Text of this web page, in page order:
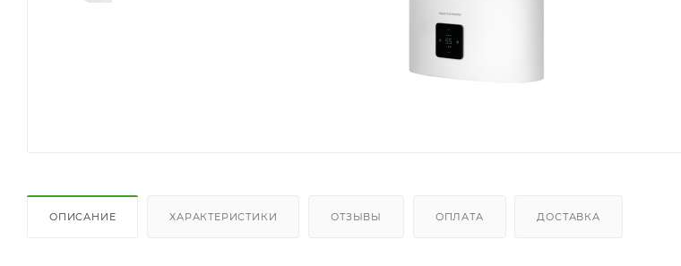
ОПИСАНИЕ ХАРАКТЕРИСТИКИ ОТЗЫВЫ ОПЛАТА ДОСТАВКА